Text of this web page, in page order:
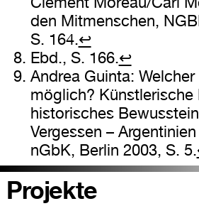
den Mitmenschen,
S. 164.↩
Ebd., S. 166.↩
Andrea Guinta:
möglich? Künstlerische
historisches
Vergessen –
nGbK, Berlin 2003, S. 5.
Projekte